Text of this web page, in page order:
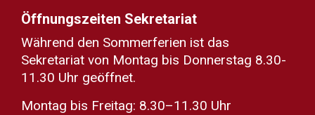
Öffnungszeiten Sekretariat
Während den Sommerferien ist das
Sekretariat von Montag bis Donnerstag 8.30-
11.30 Uhr geöffnet.
Montag bis Freitag: 8.30–11.30 Uhr